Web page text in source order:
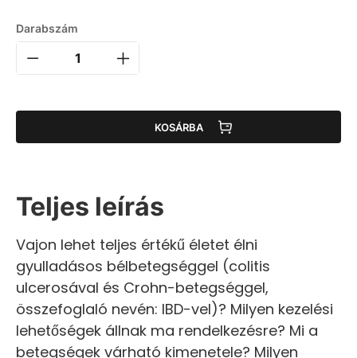
Darabszám
KOSÁRBA
Teljes leírás
Vajon lehet teljes értékű életet élni
gyulladásos bélbetegséggel (colitis
ulcerosával és Crohn-betegséggel,
összefoglaló nevén: IBD-vel)? Milyen kezelési
lehetőségek állnak ma rendelkezésre? Mi a
betegségek várható kimenetele? Milyen